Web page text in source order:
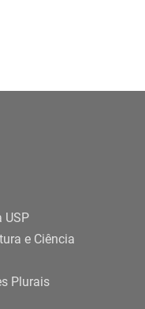
USP
e Ciência
Plurais